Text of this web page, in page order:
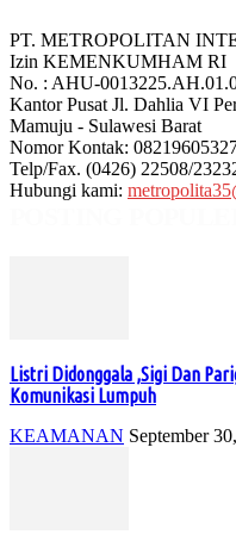
PT. METROPOLITAN
Izin KEMENKUMHAM RI
No. : AHU-
Kantor Pusat Jl. Dahlia VI
Mamuju - Sulawesi Barat
Nomor Kontak:
Telp/Fax. (0426) 22508/
Hubungi kami:
Listri Didonggala ,Sigi Dan
Komunikasi Lumpuh
KEAMANAN September